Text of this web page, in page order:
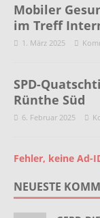
Mobiler
im Treff
1. März 2025
SPD-
Rünthe Süd
6. Februar 2025
Fehler, keine Ad-
NEUESTE